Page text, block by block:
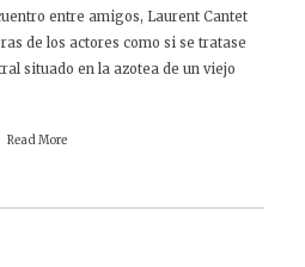
entre amigos, Laurent Cantet
de los actores como si se tratase
situado en la azotea de un viejo
Read More